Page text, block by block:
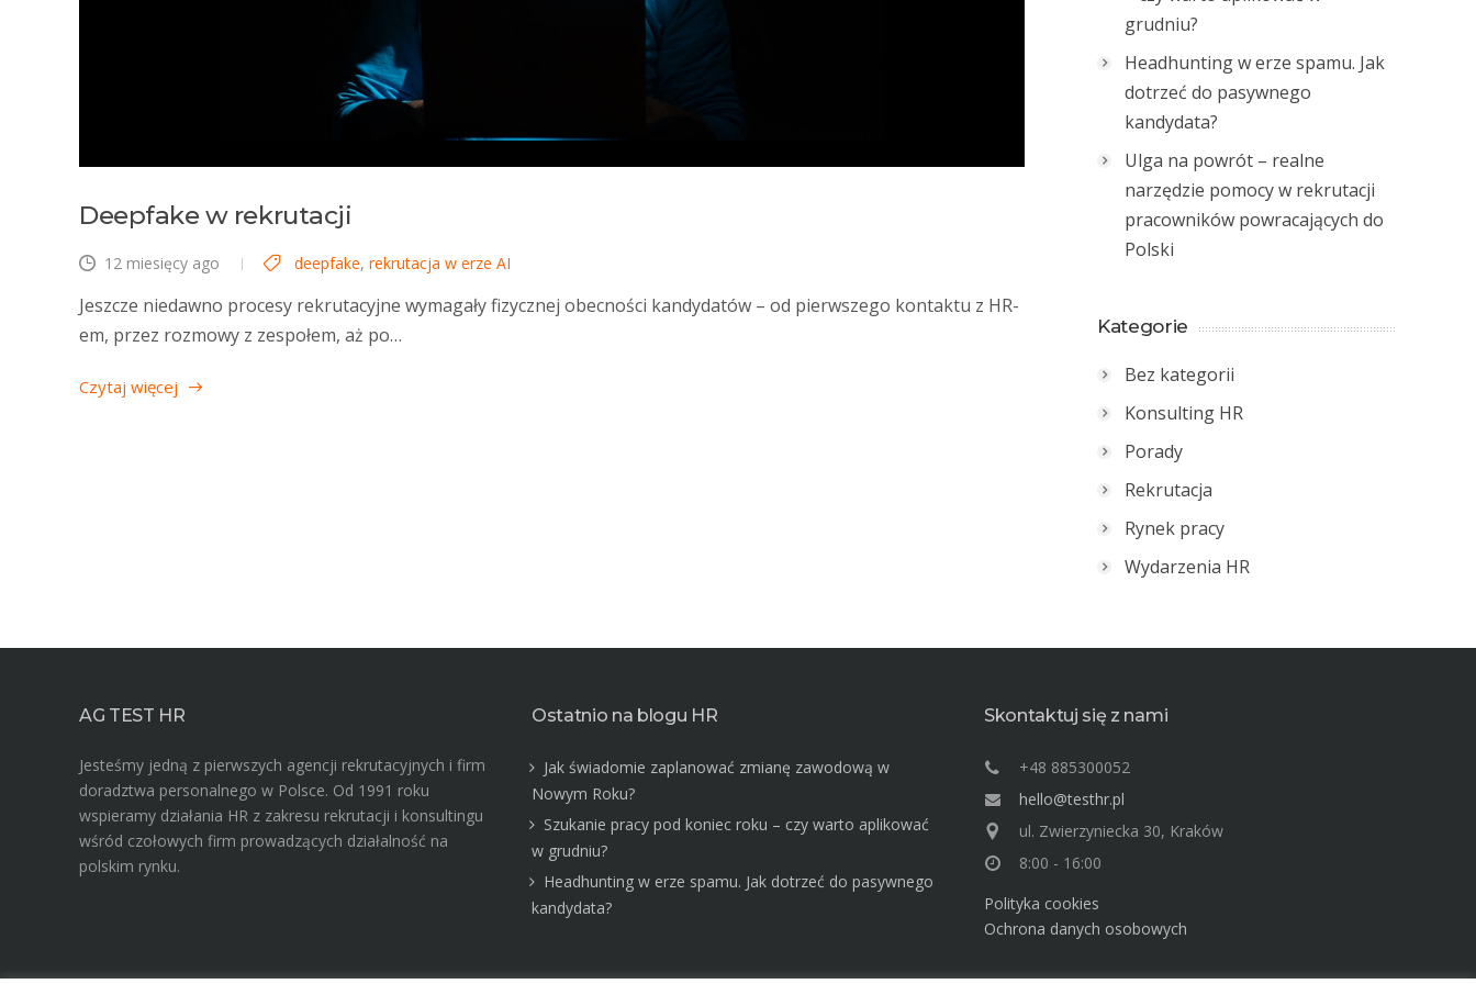
Deepfake w rekrutacji
12 miesięcy ago deepfake, rekrutacja w erze AI
Jeszcze niedawno procesy rekrutacyjne wymagały fizycznej obecności kandydatów – od pierwszego kontaktu z HR-
em, przez rozmowy z zespołem, aż po…
Czytaj więcej
grudniu?
Headhunting w erze spamu. Jak
dotrzeć do pasywnego
kandydata?
Ulga na powrót – realne
narzędzie pomocy w rekrutacji
pracowników powracających do
Polski
Kategorie
Bez kategorii
Konsulting HR
Porady
Rekrutacja
Rynek pracy
Wydarzenia HR
AG TEST HR
Jesteśmy jedną z pierwszych agencji rekrutacyjnych i firm
doradztwa personalnego w Polsce. Od 1991 roku
wspieramy działania HR z zakresu rekrutacji i konsultingu
wśród czołowych firm prowadzących działalność na
polskim rynku.
Ostatnio na blogu HR
Jak świadomie zaplanować zmianę zawodową w
Nowym Roku?
Szukanie pracy pod koniec roku – czy warto aplikować
w grudniu?
Headhunting w erze spamu. Jak dotrzeć do pasywnego
kandydata?
Skontaktuj się z nami
+48 885300052
hello@testhr.pl
ul. Zwierzyniecka 30, Kraków
8:00 - 16:00
Polityka cookies
Ochrona danych osobowych